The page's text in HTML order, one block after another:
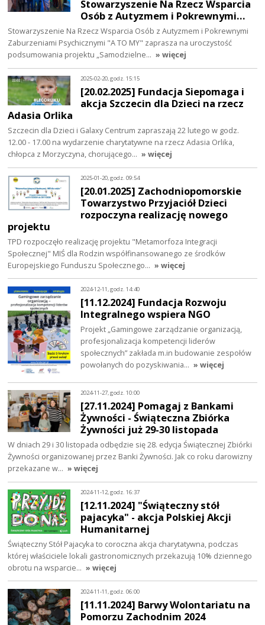
Stowarzyszenie Na Rzecz Wsparcia
Osób z Autyzmem i Pokrewnymi…
Stowarzyszenie Na Rzecz Wsparcia Osób z Autyzmem i Pokrewnymi
Zaburzeniami Psychicznymi "A TO MY" zaprasza na uroczystość
podsumowania projektu „Samodzielne… » więcej
2025-02-20, godz. 15:15
[20.02.2025] Fundacja Siepomaga i
akcja Szczecin dla Dzieci na rzecz
Adasia Orlika
Szczecin dla Dzieci i Galaxy Centrum zapraszają 22 lutego w godz.
12.00 - 17.00 na wydarzenie charytatywne na rzecz Adasia Orlika,
chłopca z Morzyczyna, chorującego… » więcej
2025-01-20, godz. 09:54
[20.01.2025] Zachodniopomorskie
Towarzystwo Przyjaciół Dzieci
rozpoczyna realizację nowego
projektu
TPD rozpoczęło realizację projektu "Metamorfoza Integracji
Społecznej" MIŚ dla Rodzin współfinansowanego ze środków
Europejskiego Funduszu Społecznego… » więcej
2024-12-11, godz. 14:40
[11.12.2024] Fundacja Rozwoju
Integralnego wspiera NGO
Projekt „Gamingowe zarządzanie organizacją,
profesjonalizacja kompetencji liderów
społecznych” zakłada m.in budowanie zespołów
powołanych do pozyskiwania… » więcej
2024-11-27, godz. 10:00
[27.11.2024] Pomagaj z Bankami
Żywności - Świąteczna Zbiórka
Żywności już 29-30 listopada
W dniach 29 i 30 listopada odbędzie się 28. edycja Świątecznej Zbiórki
Żywności organizowanej przez Banki Żywności. Jak co roku darowizny
przekazane w… » więcej
2024-11-12, godz. 16:37
[12.11.2024] "Świąteczny stół
pajacyka" - akcja Polskiej Akcji
Humanitarnej
Świąteczny Stół Pajacyka to coroczna akcja charytatywna, podczas
której właściciele lokali gastronomicznych przekazują 10% dziennego
obrotu na wsparcie… » więcej
2024-11-11, godz. 06:00
[11.11.2024] Barwy Wolontariatu na
Pomorzu Zachodnim 2024